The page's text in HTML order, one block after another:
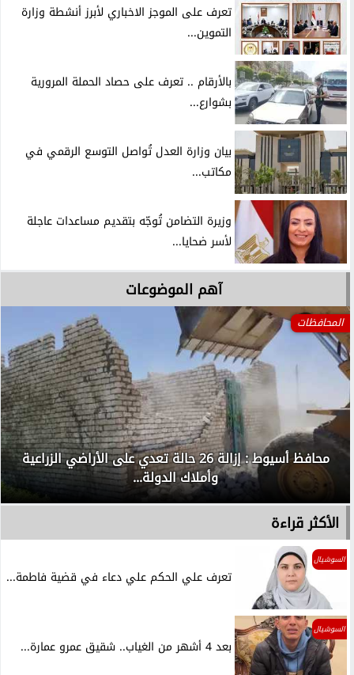
تعرف على الموجز الاخباري لأبرز أنشطة وزارة
التموين...
بالأرقام .. تعرف على حصاد الحملة المرورية
بشوارع...
بيان وزارة العدل تُواصل التوسع الرقمي في
مكاتب...
وزيرة التضامن تُوجّه بتقديم مساعدات عاجلة
لأسر ضحايا...
آهم الموضوعات
المحافظات
محافظ أسيوط : إزالة 26 حالة تعدي على الأراضي الزراعية
وأملاك الدولة...
الأكثر قراءة
السوشيال
تعرف علي الحكم علي دعاء في قضية فاطمة...
السوشيال
بعد 4 أشهر من الغياب.. شقيق عمرو عمارة...